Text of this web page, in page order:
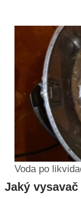
Voda po
Jaký